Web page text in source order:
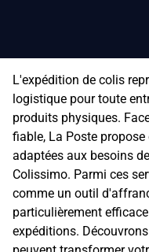
L'expédition de colis
logistique pour toute
produits physiques.
fiable, La Poste
adaptées aux besoins
Colissimo. Parmi ces
comme un outil
particulièrement
expéditions.